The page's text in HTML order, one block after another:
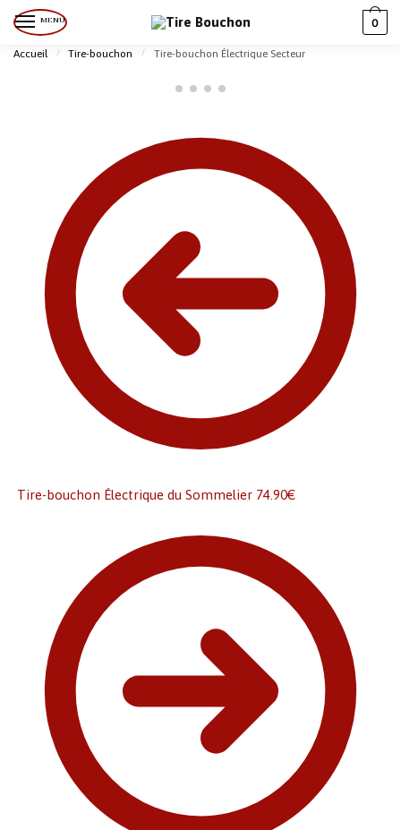
MENU 0
Accueil / Tire-bouchon / Tire-bouchon Électrique Secteur
Tire-bouchon Électrique du Sommelier 74.90€